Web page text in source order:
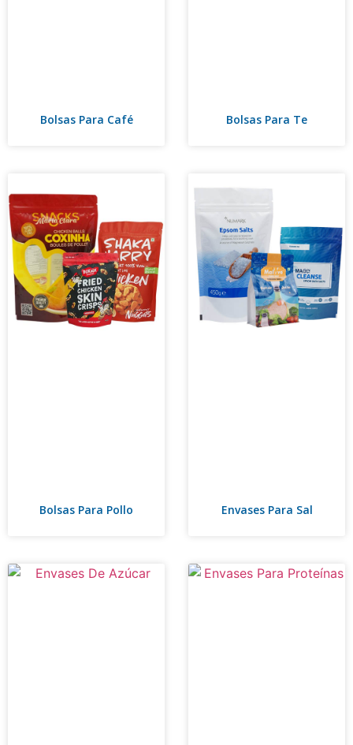
Bolsas Para Café Bolsas Para Te
Bolsas Para Pollo Envases Para Sal